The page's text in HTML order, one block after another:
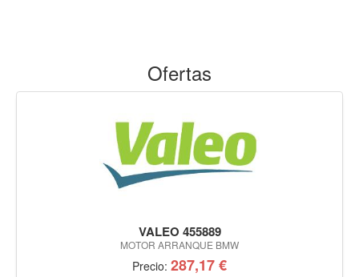
Ofertas
VALEO 455889
MOTOR ARRANQUE BMW
Precio: 287,17 €